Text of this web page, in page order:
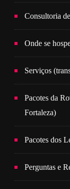
Consultoria
Onde se
Serviços
Pacotes da
Fortaleza)
Pacotes dos
Perguntas e